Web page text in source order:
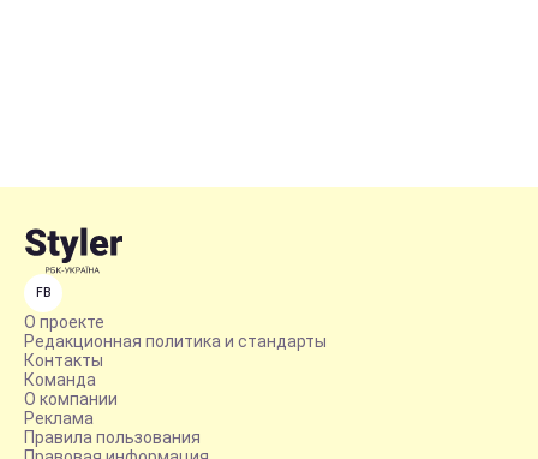
FB
О проекте
Редакционная политика и стандарты
Контакты
Команда
О компании
Реклама
Правила пользования